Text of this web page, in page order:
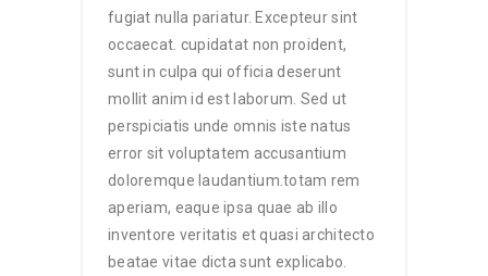
fugiat nulla pariatur. Excepteur sint
occaecat. cupidatat non proident,
sunt in culpa qui officia deserunt
mollit anim id est laborum. Sed ut
perspiciatis unde omnis iste natus
error sit voluptatem accusantium
doloremque laudantium.totam rem
aperiam, eaque ipsa quae ab illo
inventore veritatis et quasi architecto
beatae vitae dicta sunt explicabo.